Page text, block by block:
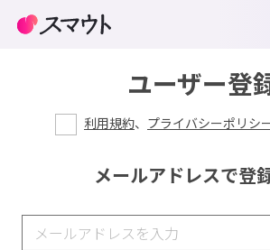
ユーザー登
利用規約、 プライバシーポリシ
メールアドレスで登